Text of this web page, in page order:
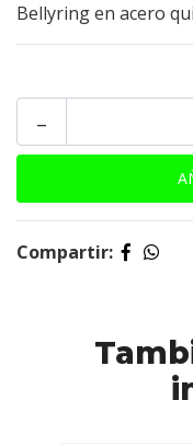
Bellyring en acero
-
Compartir: